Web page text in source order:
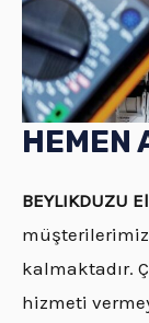
BEYLIKDUZU
müşterilerimiz
kalmaktadır.
hizmeti